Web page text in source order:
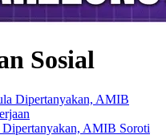
Sosial
AMIB Soroti